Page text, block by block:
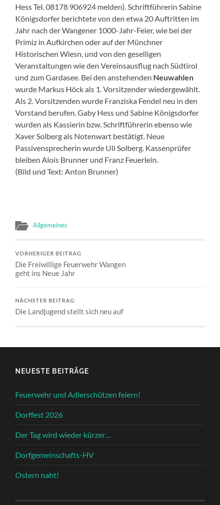
Hess Tel. 08178 906924 melden). Schriftführerin Sabine
Königsdorfer berichtete von den etwa 20 Auftritten im
Jahr nach der Wangener 1000-Jahr-Feier, wie bei der
Primiz in Aufkirchen oder auf der Münchner
Historischen Wiesn, und von den geselligen
Veranstaltungen wie den Vereinsausflug nach Südtirol
und zum Gardasee. Bei den anstehenden Neuwahlen
wurde Markus Höck als 1. Vorsitzender wiedergewählt.
Als 2. Vorsitzenden wurde Franziska Fendel neu in den
Vorstand berufen. Gaby Hess und Sabine Königsdorfer
wurden als Kassierin bzw. Schriftführerin ebenso wie
Xaver Solberg als Notenwart bestätigt. Neue
Passivensprecherin wurde Uli Solberg. Kassenprüfer
bleiben Alois Brunner und Franz Feuerlein.
(Bild und Text: Anton Brunner)
Allgemeines
VORHERIGER BEITRAG
Die Freiwillige Feuerwehr Wangen
geht ins Neue Jahr
NÄCHSTER BEITRAG
Die Landjugend stellt sich neu auf
NEUESTE BEITRÄGE
Feuerwehr und Adlerschützen feiern!
Dorffest 2026
Der Tag wird wieder kürzer…
Dorfgemeinschafts-HV
Ostern naht!